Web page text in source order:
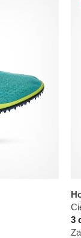
3